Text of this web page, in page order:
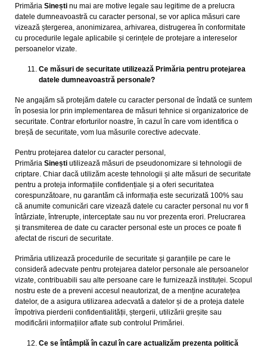
Primăria Sinești nu mai are motive legale sau legitime de a prelucra
datele dumneavoastră cu caracter personal, se vor aplica măsuri care
vizează ștergerea, anonimizarea, arhivarea, distrugerea în conformitate
cu procedurile legale aplicabile și cerințele de protejare a intereselor
persoanelor vizate.
Ce măsuri de securitate utilizează Primăria pentru protejarea
datele dumneavoastră personale?
Ne angajăm să protejăm datele cu caracter personal de îndată ce suntem
în posesia lor prin implementarea de măsuri tehnice si organizatorice de
securitate. Contrar eforturilor noastre, în cazul în care vom identifica o
breșă de securitate, vom lua măsurile corective adecvate.
Pentru protejarea datelor cu caracter personal,
Primăria Sinești utilizează măsuri de pseudonomizare si tehnologii de
criptare. Chiar dacă utilizăm aceste tehnologii și alte măsuri de securitate
pentru a proteja informațiile confidențiale și a oferi securitatea
corespunzătoare, nu garantăm că informația este securizată 100% sau
că anumite comunicări care vizează datele cu caracter personal nu vor fi
întârziate, întrerupte, interceptate sau nu vor prezenta erori. Prelucrarea
și transmiterea de date cu caracter personal este un proces ce poate fi
afectat de riscuri de securitate.
Primăria utilizează procedurile de securitate și garanțiile pe care le
consideră adecvate pentru protejarea datelor personale ale persoanelor
vizate, contribuabili sau alte persoane care le furnizează instituței. Scopul
nostru este de a preveni accesul neautorizat, de a menține acuratețea
datelor, de a asigura utilizarea adecvată a datelor și de a proteja datele
împotriva pierderii confidentialității, ștergerii, utilizării greșite sau
modificării informațiilor aflate sub controlul Primăriei.
Ce se întâmplă în cazul în care actualizăm prezenta politică